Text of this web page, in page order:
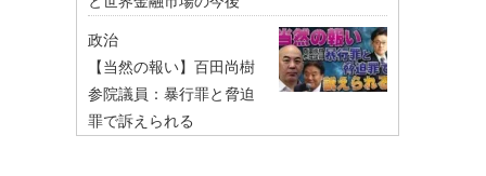
政治
【当然の報い】百田尚樹
参院議員：暴行罪と脅迫
罪で訴えられる